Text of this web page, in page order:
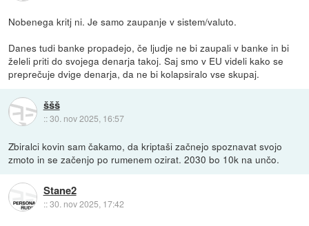
Nobenega kritj ni. Je samo zaupanje v sistem/valuto.
Danes tudi banke propadejo, če ljudje ne bi zaupali v banke in bi
želeli priti do svojega denarja takoj. Saj smo v EU videli kako se
preprečuje dvige denarja, da ne bi kolapsiralo vse skupaj.
ššš
::30. nov 2025, 16:57
Zbiralci kovin sam čakamo, da kriptaši začnejo spoznavat svojo
zmoto in se začenjo po rumenem ozirat. 2030 bo 10k na unčo.
Stane2
::30. nov 2025, 17:42